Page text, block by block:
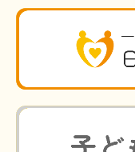
神経免疫班
会員登録のメリット